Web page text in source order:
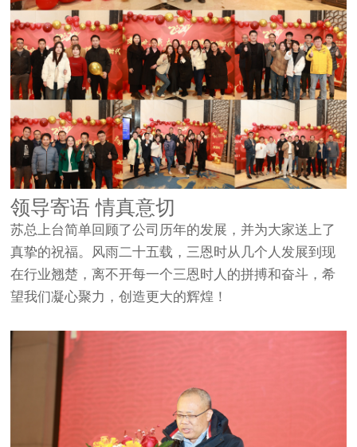
领导寄语 情真意切
苏总上台简单回顾了公司历年的发展，并为大家送上了
真挚的祝福。风雨二十五载，三恩时从几个人发展到现
在行业翘楚，离不开每一个三恩时人的拼搏和奋斗，希
望我们凝心聚力，创造更大的辉煌！